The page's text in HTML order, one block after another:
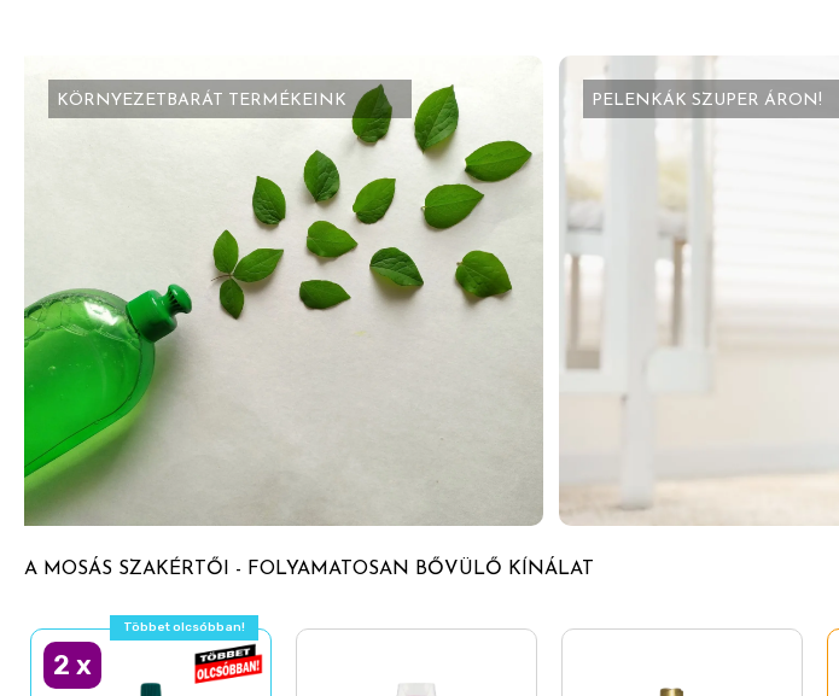
KÖRNYEZETBARÁT TERMÉKEINK PELENKÁK SZUPER ÁRON!
A MOSÁS SZAKÉRTŐI - FOLYAMATOSAN BŐVÜLŐ KÍNÁLAT
Többet olcsóbban!
2 x